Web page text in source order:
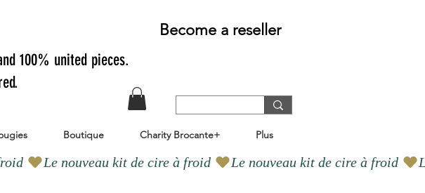
100% united pieces.
Become a reseller
Boutique Charity Brocante+ Plus